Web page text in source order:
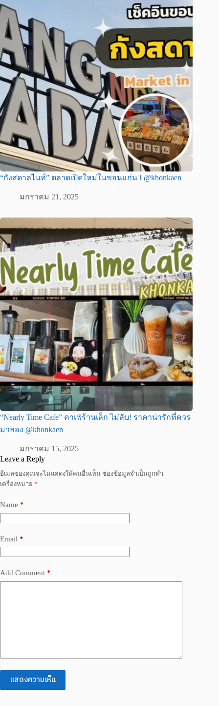
“กังสดาลไนท์” ตลาดเปิดใหม่ในขอนแก่น ! @khonkaen
มกราคม 21, 2025
“Nearly Time Cafe” คาเฟ่ร้านเล็ก ไม่ลับ! ราคาน่ารักที่ควร
มาลอง @khonkaen
มกราคม 15, 2025
Leave a Reply
อีเมลของคุณจะไม่แสดงให้คนอื่นเห็น ช่องข้อมูลจำเป็นถูกทำ
เครื่องหมาย *
Name *
Email *
Add Comment *
แสดงความเห็น